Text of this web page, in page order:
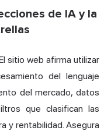
de IA y la
sitio web afirma utilizar
del lenguaje
del mercado, datos
que clasifican las
y rentabilidad. Asegura